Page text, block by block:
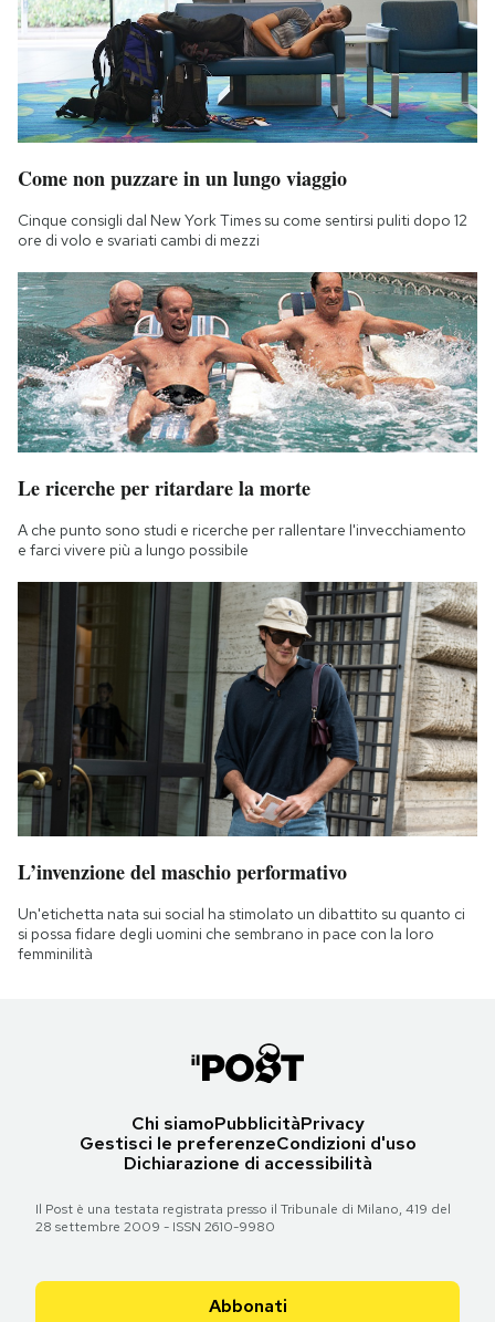
Come non puzzare in un lungo viaggio
Cinque consigli dal New York Times su come sentirsi puliti dopo 12
ore di volo e svariati cambi di mezzi
Le ricerche per ritardare la morte
A che punto sono studi e ricerche per rallentare l'invecchiamento
e farci vivere più a lungo possibile
L’invenzione del maschio performativo
Un'etichetta nata sui social ha stimolato un dibattito su quanto ci
si possa fidare degli uomini che sembrano in pace con la loro
femminilità
Chi siamoPubblicitàPrivacy
Gestisci le preferenzeCondizioni d'uso
Dichiarazione di accessibilità
Il Post è una testata registrata presso il Tribunale di Milano, 419 del
28 settembre 2009 - ISSN 2610-9980
Abbonati